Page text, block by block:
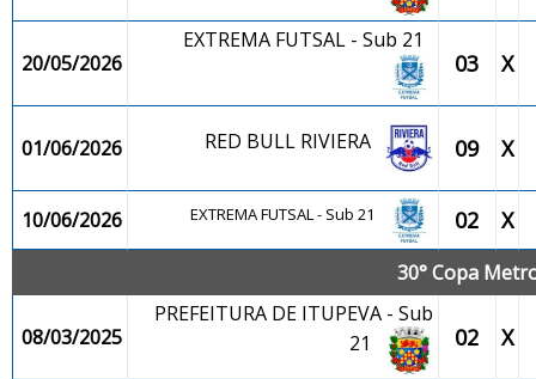
20/05/2026
EXTREMA FUTSAL - Sub 21
03 X
01/06/2026 RED BULL RIVIERA 09 X
10/06/2026 EXTREMA FUTSAL - Sub 21 02 X
30° Copa
08/03/2025
PREFEITURA DE ITUPEVA - Sub
21
02 X